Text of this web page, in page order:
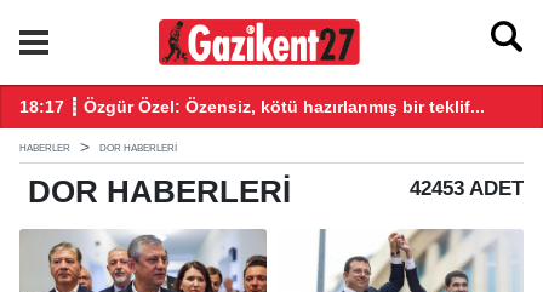
18:16 ┋ Avcılar Belediye Başkanı Utku Caner Çaykara için
HABERLER DOR HABERLERI
DOR HABERLERI 42453 ADET